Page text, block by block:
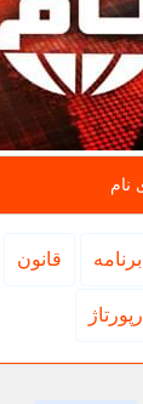
نام
برنامه قانون
رپورتاژ